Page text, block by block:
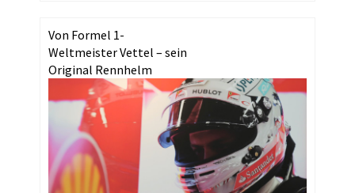
Von Formel 1-
Weltmeister Vettel – sein
Original Rennhelm